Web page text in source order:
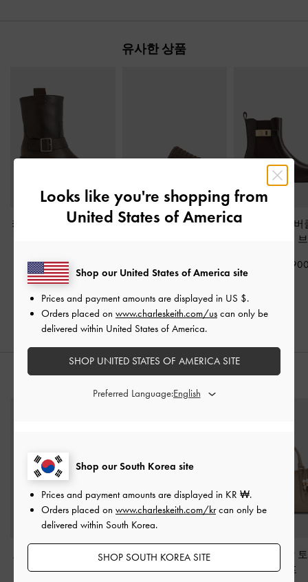
유사한 상품
카일리 사이드-버클 앵
₩135,900
₩68,000
50% OFF
로렌 텍스처드 플랫폼
란도 메탈릭-버
다크
스타일링 팁
보이저 레더 벨티드 토
트백-다크 브라운
XL 에놀라 캔버스 토트
백-초콜릿
바랄 비즈 참
토프
Looks like you're shopping from
United States of America
Shop our South Korea site
Prices and payment amounts are displayed in KR ₩.
Orders placed on www.charleskeith.com/krcan only be
delivered within South Korea.
SHOP SOUTH KOREA SITE
Shop our United States of America site
Prices and payment amounts are displayed in US $.
Orders placed on www.charleskeith.com/us can only be
delivered within United States of America.
SHOP UNITED STATES OF AMERICA SITE
Preferred Language: